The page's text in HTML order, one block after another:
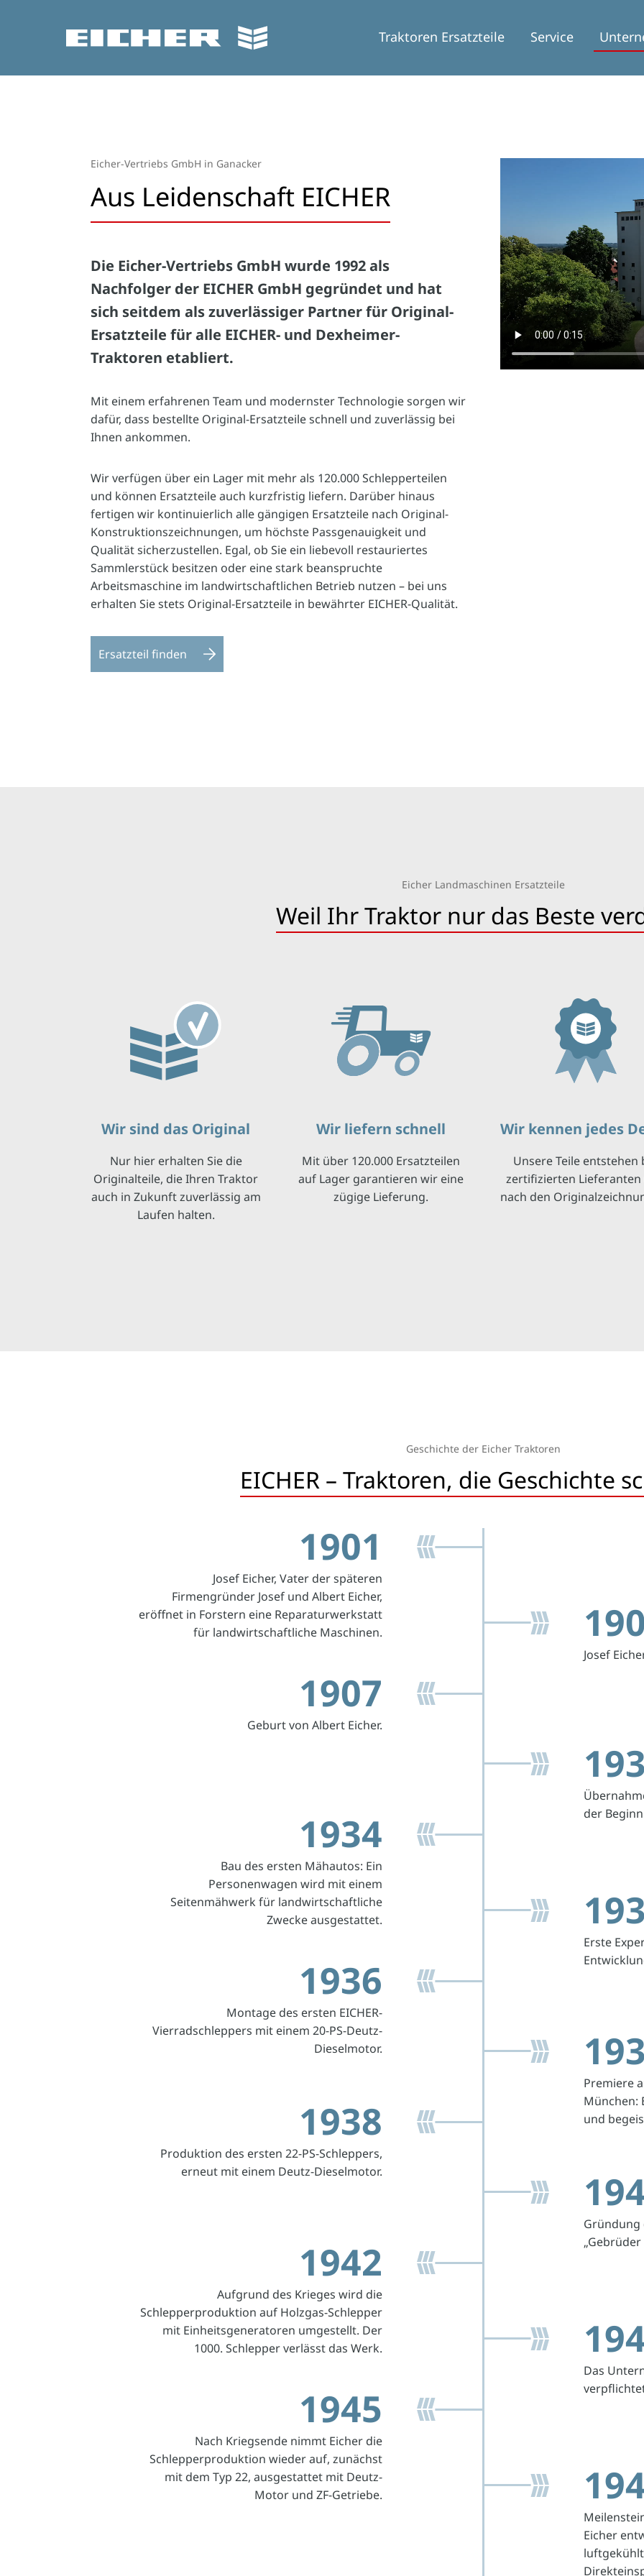
Traktoren Ersatzteile Service
Eicher-Vertriebs GmbH in Ganacker
Aus Leidenschaft EICHER
Die Eicher-Vertriebs GmbH wurde 1992 als
Nachfolger der EICHER GmbH gegründet und hat
sich seitdem als zuverlässiger Partner für Original-
Ersatzteile für alle EICHER- und Dexheimer-
Traktoren etabliert.
Mit einem erfahrenen Team und modernster Technologie sorgen wir
dafür, dass bestellte Original-Ersatzteile schnell und zuverlässig bei
Ihnen ankommen.
Wir verfügen über ein Lager mit mehr als 120.000 Schlepperteilen
und können Ersatzteile auch kurzfristig liefern. Darüber hinaus
fertigen wir kontinuierlich alle gängigen Ersatzteile nach Original-
Konstruktionszeichnungen, um höchste Passgenauigkeit und
Qualität sicherzustellen. Egal, ob Sie ein liebevoll restauriertes
Sammlerstück besitzen oder eine stark beanspruchte
Arbeitsmaschine im landwirtschaftlichen Betrieb nutzen – bei uns
erhalten Sie stets Original-Ersatzteile in bewährter EICHER-Qualität.
Ersatzteil finden
Eicher Landmaschinen Ersatzteile
Weil Ihr Traktor nur das Beste
Wir sind das Original
Nur hier erhalten Sie die
Originalteile, die Ihren Traktor
auch in Zukunft zuverlässig am
Laufen halten.
Wir liefern schnell
Mit über 120.000 Ersatzteilen
auf Lager garantieren wir eine
zügige Lieferung.
Wir kennen jedes
Unsere Teile entstehen
zertifizierten Lieferanten
nach den
Geschichte der Eicher Traktoren
EICHER – Traktoren, die Geschichte
1901
Josef Eicher, Vater der späteren
Firmengründer Josef und Albert Eicher,
eröffnet in Forstern eine Reparaturwerkstatt
für landwirtschaftliche Maschinen.
Josef
1907
Geburt von Albert Eicher.
der
1934
Bau des ersten Mähautos: Ein
Personenwagen wird mit einem
Seitenmähwerk für landwirtschaftliche
Zwecke ausgestattet.
Erste
1936
Montage des ersten EICHER-
Vierradschleppers mit einem 20-PS-Deutz-
Dieselmotor.
Premiere
München:
und
1938
Produktion des ersten 22-PS-Schleppers,
erneut mit einem Deutz-Dieselmotor.
Gründung
1942
Aufgrund des Krieges wird die
Schlepperproduktion auf Holzgas-Schlepper
mit Einheitsgeneratoren umgestellt. Der
1000. Schlepper verlässt das Werk.
Das
1945
Nach Kriegsende nimmt Eicher die
Schlepperproduktion wieder auf, zunächst
mit dem Typ 22, ausgestattet mit Deutz-
Motor und ZF-Getriebe.
Eicher